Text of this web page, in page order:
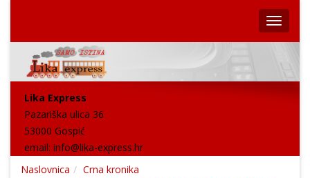
Lika Express
Pazariška ulica 36
53000 Gospić
email: info@lika-express.hr
Naslovnica
Crna kronika